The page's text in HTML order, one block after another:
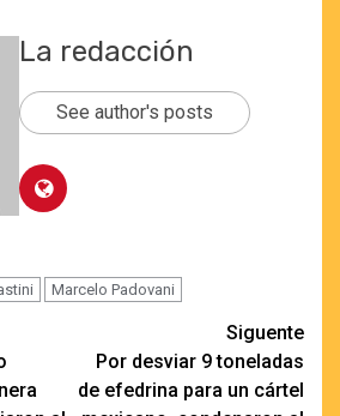
La redacción
See author's posts
Marcelo Padovani
Siguente
Por desviar 9 toneladas
de efedrina para un cártel